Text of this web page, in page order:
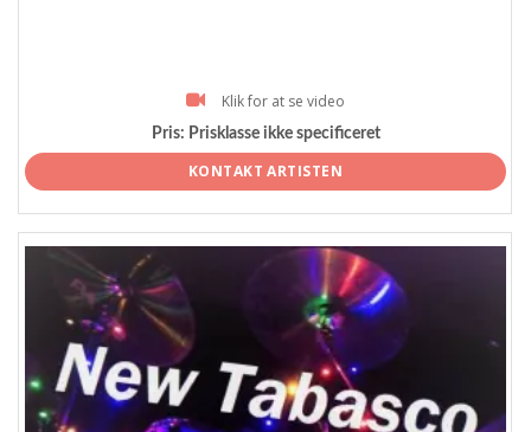
Klik for at se video
Pris: Prisklasse ikke specificeret
KONTAKT ARTISTEN